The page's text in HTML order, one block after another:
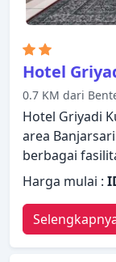
Hotel
0.7 KM dari
Hotel Griyadi
area
berbagai
menginap
jam,
layanan
hal yang para
datar, AC,
Harga mulai :